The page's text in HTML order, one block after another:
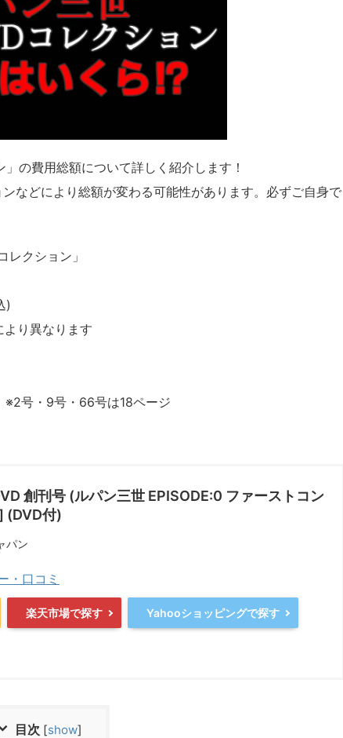
の費用総額について詳しく紹介します！
などにより総額が変わる可能性があります。必ずご自身で
クション」
)
り異なります
・9号・66号は18ページ
創刊号 (ルパン三世 EPISODE:0 ファーストコン
(DVD付)
パン
・口コミ
楽天市場で探す Yahooショッピングで探す
目次 [show]